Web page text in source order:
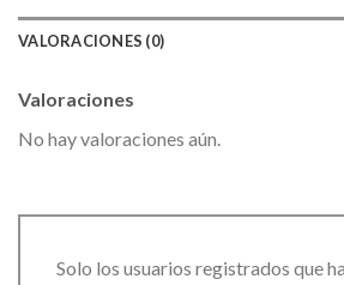
VALORACIONES (0)
Valoraciones
No hay valoraciones aún.
Solo los usuarios registrados que